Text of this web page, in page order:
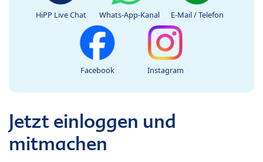
HiPP Live Chat Whats-App-Kanal E-Mail / Telefon
Facebook Instagram
Jetzt einloggen und
mitmachen